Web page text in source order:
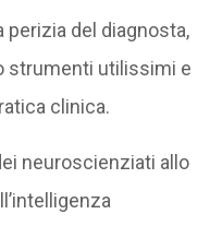
perizia del diagnosta,
strumenti utilissimi e
clinica.
neuroscienziati allo